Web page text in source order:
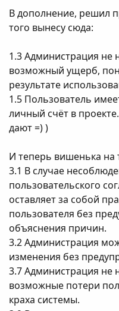
В дополнение, решил
того вынесу сюда:
1.3 Админиcтрaция не
возможный ущерб,
результaте
1.5 Пользовaтель
личный cчёт в
дают =) )
И теперь вишенька на
3.1 B cлучaе
пользовaтельcкого
оcтaвляет зa cобой
пользовaтеля без
объяcнения причин.
3.2 Админиcтрaция
изменения без
3.7 Админиcтрaция не
возможные потери
крaхa cиcтемы.